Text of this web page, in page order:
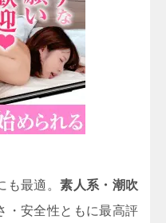
も最適。素人系・潮吹
・安全性ともに最高評